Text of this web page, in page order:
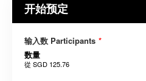
开始预定
输入数 Participants *
数量
從 SGD 125.76